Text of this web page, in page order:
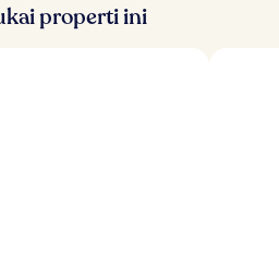
r
a
properti ini